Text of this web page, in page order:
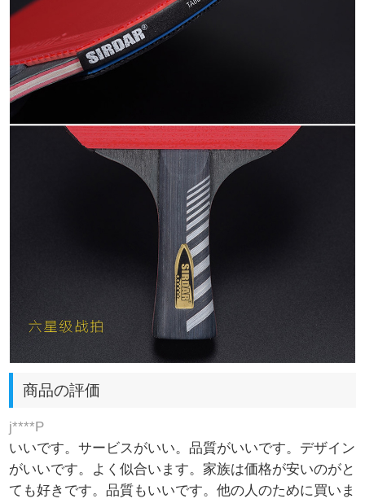
商品の評価
j****P
いいです。サービスがいい。品質がいいです。デザイン
がいいです。よく似合います。家族は価格が安いのがと
ても好きです。品質もいいです。他の人のために買いま